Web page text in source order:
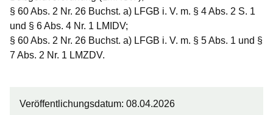
§ 60 Abs. 2 Nr. 26 Buchst. a) LFGB i. V. m. § 4 Abs. 2 S. 1
und § 6 Abs. 4 Nr. 1 LMIDV;
§ 60 Abs. 2 Nr. 26 Buchst. a) LFGB i. V. m. § 5 Abs. 1 und §
7 Abs. 2 Nr. 1 LMZDV.
Veröffentlichungsdatum: 08.04.2026